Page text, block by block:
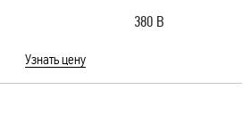
380 В
Узнать цену